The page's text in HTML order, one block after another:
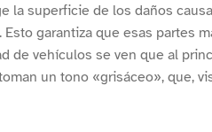
la superficie de los daños
garantiza que esas partes
de vehículos se ven que al
un tono «grisáceo», que,